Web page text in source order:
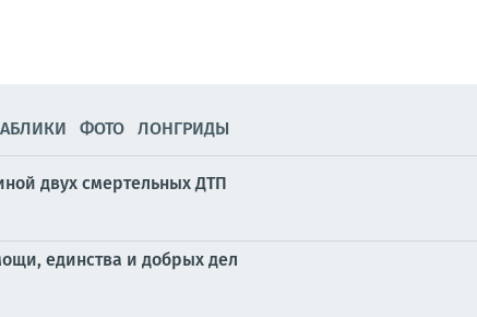
ФОТО ЛОНГРИДЫ
двух смертельных ДТП
единства и добрых дел